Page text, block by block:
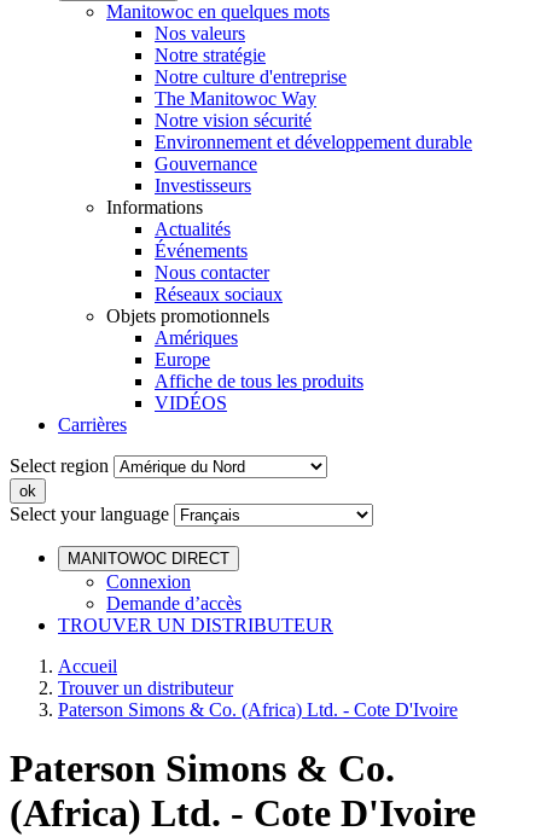
Manitowoc en quelques mots
Nos valeurs
Notre stratégie
Notre culture d'entreprise
The Manitowoc Way
Notre vision sécurité
Environnement et développement durable
Gouvernance
Investisseurs
Informations
Actualités
Événements
Nous contacter
Réseaux sociaux
Objets promotionnels
Amériques
Europe
Affiche de tous les produits
VIDÉOS
Carrières
Select region
Select your language
MANITOWOC DIRECT
Connexion
Demande d’accès
TROUVER UN DISTRIBUTEUR
Accueil
Trouver un distributeur
Paterson Simons & Co. (Africa) Ltd. - Cote D'Ivoire
Paterson Simons & Co.
(Africa) Ltd. - Cote D'Ivoire